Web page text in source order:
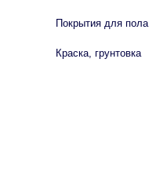
Покрытия для пола
Краска, грунтовка